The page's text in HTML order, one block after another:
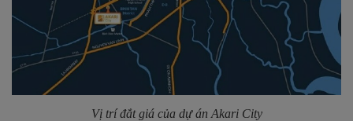
Vị trí đắt giá của dự án Akari City